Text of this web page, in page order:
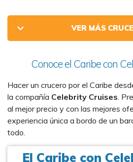
VER MÁS
Conoce el Caribe con
Hacer un crucero por el Caribe
la compañía Celebrity Cruises.
al mejor precio y con las mejores
experiencia única a bordo de un
todo.
El Caribe con